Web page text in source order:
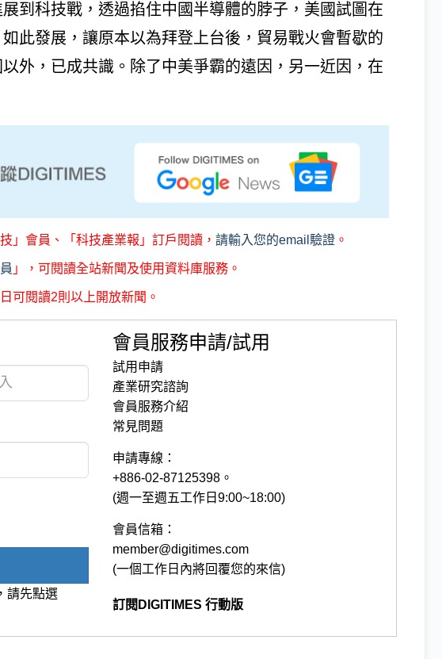
到科技戰，透過掐住中國半導體的脖子，美國試圖在
此發展，讓原本以為拜登上台後，貿易戰火會暫歇的
外，已成共識。除了中美爭霸的遠因，另一近因，在
」會員、「科技產業報」訂戶閱讀， 請輸入您的email驗證 。
」，可閱讀全站新聞及使用資料庫服務。
可閱讀2則以上開放新聞。
請先點選
會員服務申請/試用
試用申請
產業研究諮詢
會員服務介紹
常見問題
申請專線：
+886-02-87125398。
(週一至週五工作日9:00~18:00)
會員信箱：
member@digitimes.com
(一個工作日內將回覆您的來信)
訂閱DIGITIMES 行動版